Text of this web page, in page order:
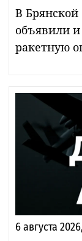
В Брянской
объявили
ракетную
6 августа